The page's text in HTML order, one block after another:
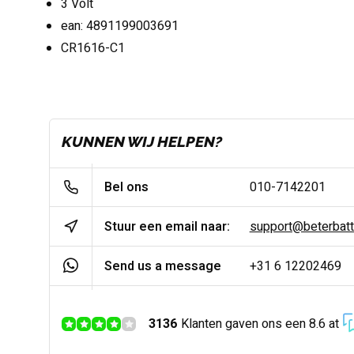
3 Volt
ean: 4891199003691
CR1616-C1
KUNNEN WIJ HELPEN?
Bel ons 010-7142201
Stuur een email naar:
Send us a message +31 6 12202469
3136 Klanten gaven ons een 8.6 at